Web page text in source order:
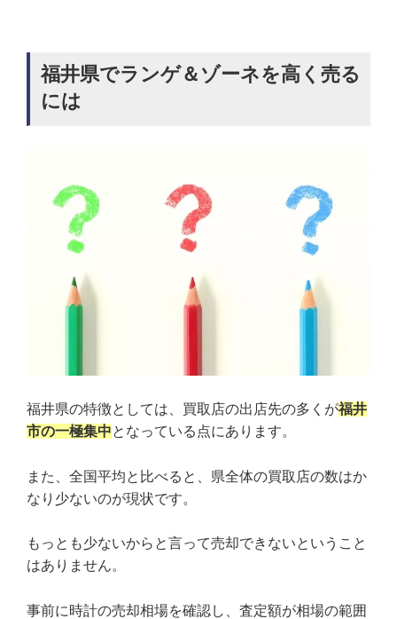
福井県でランゲ＆ゾーネを高く売る
には
福井県の特徴としては、買取店の出店先の多くが福井
市の一極集中となっている点にあります。
また、全国平均と比べると、県全体の買取店の数はか
なり少ないのが現状です。
もっとも少ないからと言って売却できないということ
はありません。
事前に時計の売却相場を確認し、査定額が相場の範囲